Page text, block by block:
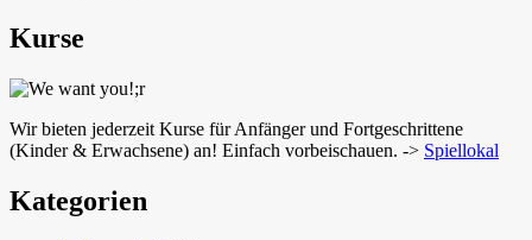
Kurse
Wir bieten jederzeit Kurse für Anfänger und Fortgeschrittene
(Kinder & Erwachsene) an! Einfach vorbeischauen. -> Spiellokal
Kategorien